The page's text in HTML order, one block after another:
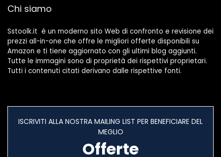
Chi siamo
Sstoolk.it è un moderno sito Web di confronto e revisione dei
prezzi all-in-one che offre le migliori offerte disponibili su
Amazon e ti tiene aggiornato con gli ultimi blog aggiunti.
Tutte le immagini sono di proprietà dei rispettivi proprietari.
Tutti i contenuti citati derivano dalle rispettive fonti.
ISCRIVITI ALLA NOSTRA MAILING LIST PER BENEFICIARE DEL
MEGLIO
Offerte